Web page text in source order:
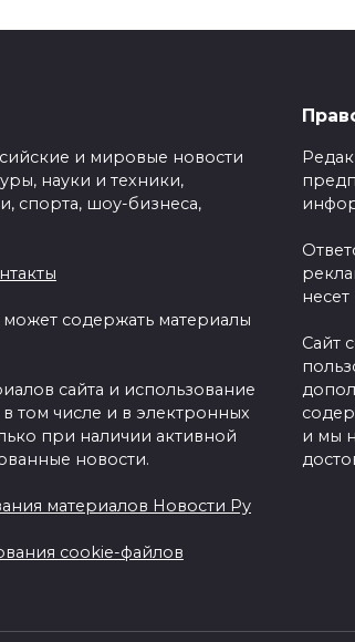
и мировые новости
науки и техники,
спорта, шоу-бизнеса,
содержать материалы
сайта и использование
том числе и в электронных
при наличии активной
новости.
материалов Новости Ру
cookie-файлов
Сайт
и мы